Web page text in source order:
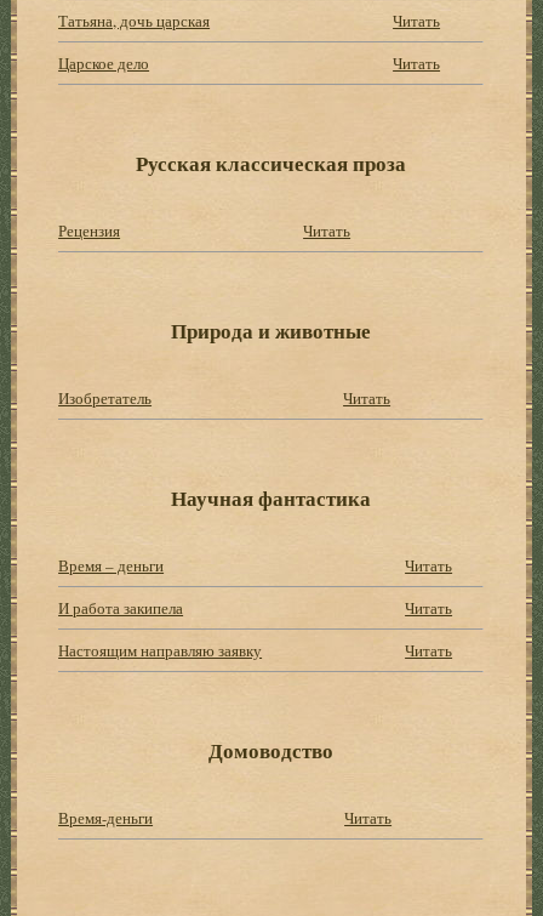
Татьяна, дочь царская
Читать
Царское дело
Читать
Русская классическая проза
Рецензия Читать
Природа и животные
Изобретатель Читать
Научная фантастика
Время – деньги
Читать
И работа закипела
Читать
Настоящим направляю заявку
Читать
Домоводство
Время-деньги Читать